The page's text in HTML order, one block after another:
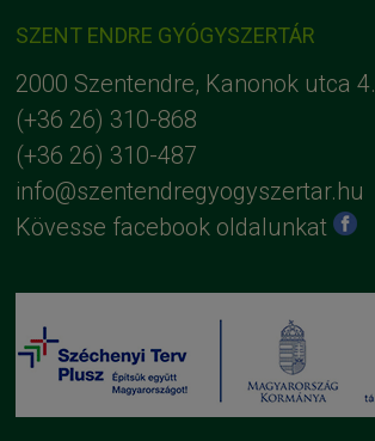
SZENT ENDRE GYÓGYSZERTÁR
2000 Szentendre, Kanonok utca 4.
(+36 26) 310-868
(+36 26) 310-487
info@szentendregyogyszertar.hu
Kövesse facebook oldalunkat